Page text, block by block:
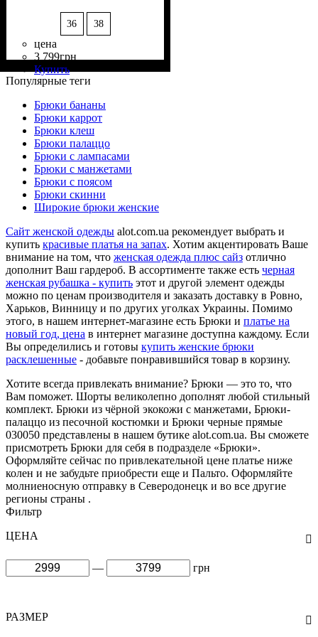
36 38
цена
3 799грн
Купить
Состав ткани
Полиэстер
Крой: прямой, свободный
Длина: в пол
Стиль: casual
Популярные теги
Брюки бананы
Брюки каррот
Брюки клеш
Брюки палаццо
Брюки с лампасами
Брюки с манжетами
Брюки с поясом
Брюки скинни
Широкие брюки женские
Сайт женской одежды alot.com.ua рекомендует выбрать и
купить красивые платья на запах. Хотим акцентировать Ваше
внимание на том, что женская одежда плюс сайз отлично
дополнит Ваш гардероб. В ассортименте также есть черная
женская рубашка - купить этот и другой элемент одежды
можно по ценам производителя и заказать доставку в Ровно,
Харьков, Винницу и по других уголках Украины. Помимо
этого, в нашем интернет-магазине есть Брюки и платье на
новый год, цена в интернет магазине доступна каждому. Если
Вы определились и готовы купить женские брюки
расклешенные - добавьте понравившийся товар в корзину.
Хотите всегда привлекать внимание? Брюки — это то, что
Вам поможет. Шорты великолепно дополнят любой стильный
комплект. Брюки из чёрной экокожи с манжетами, Брюки-
палаццо из песочной костюмки и Брюки черные прямые
030050 представлены в нашем бутике alot.com.ua. Вы сможете
присмотреть Брюки для себя в подразделе «Брюки».
Оформляйте сейчас по привлекательной цене платье ниже
колен и не забудьте приобрести еще и Пальто. Оформляйте
молниеносную отправку в Северодонецк и во все другие
регионы страны .
Фильтр
ЦЕНА
— грн
РАЗМЕР